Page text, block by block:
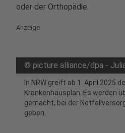
oder der Orthopädie.
Anzeige
© picture alliance/dpa -
In NRW greift ab 1. April 2025
Krankenhausplan. Es werden
gemacht, bei der
geben.